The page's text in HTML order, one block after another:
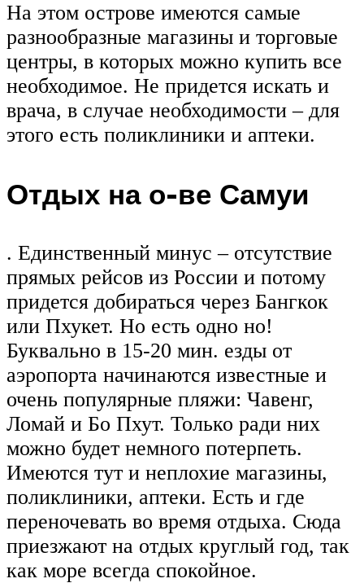
На этом острове имеются самые
разнообразные магазины и торговые
центры, в которых можно купить все
необходимое. Не придется искать и
врача, в случае необходимости – для
этого есть поликлиники и аптеки.
Отдых на о-ве Самуи
. Единственный минус – отсутствие
прямых рейсов из России и потому
придется добираться через Бангкок
или Пхукет. Но есть одно но!
Буквально в 15-20 мин. езды от
аэропорта начинаются известные и
очень популярные пляжи: Чавенг,
Ломай и Бо Пхут. Только ради них
можно будет немного потерпеть.
Имеются тут и неплохие магазины,
поликлиники, аптеки. Есть и где
переночевать во время отдыха. Сюда
приезжают на отдых круглый год, так
как море всегда спокойное.